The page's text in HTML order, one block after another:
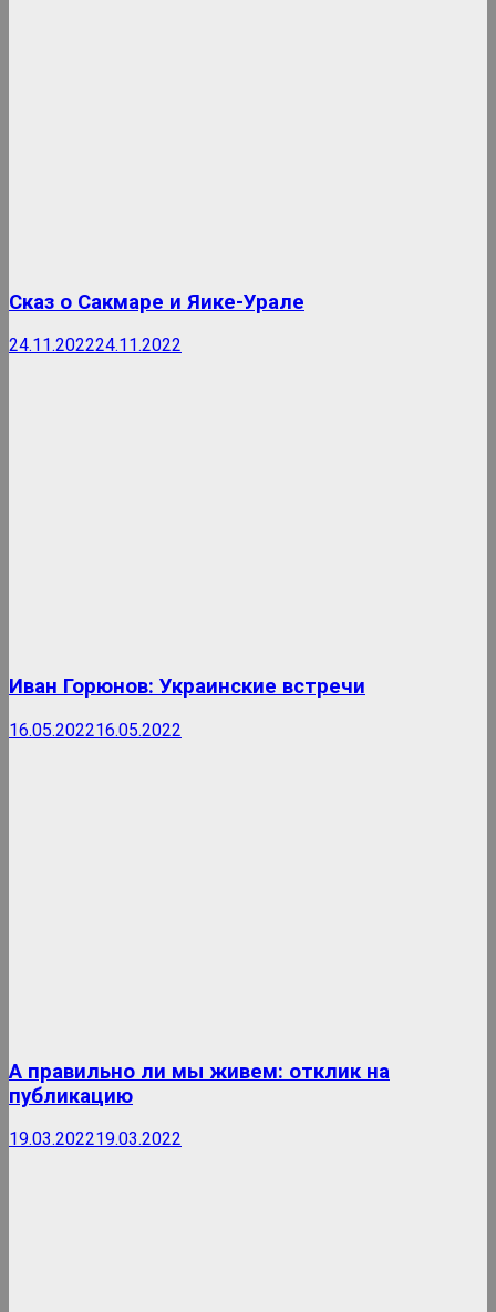
Сказ о Сакмаре и Яике-Урале
24.11.202224.11.2022
Иван Горюнов: Украинские встречи
16.05.202216.05.2022
А правильно ли мы живем: отклик на
публикацию
19.03.202219.03.2022